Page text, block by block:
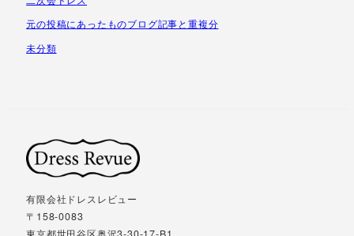
元の投稿にあったものブログ記事と重複分
未分類
有限会社ドレスレビュー
〒158-0083